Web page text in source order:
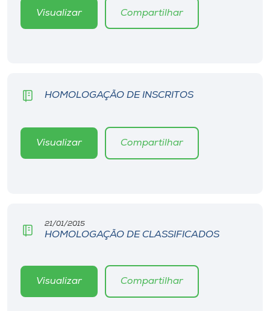
Selecione
Visualizar Compartilhar
HOMOLOGAÇÃO DE INSCRITOS
Visualizar Compartilhar
21/01/2015
HOMOLOGAÇÃO DE CLASSIFICADOS
Visualizar Compartilhar